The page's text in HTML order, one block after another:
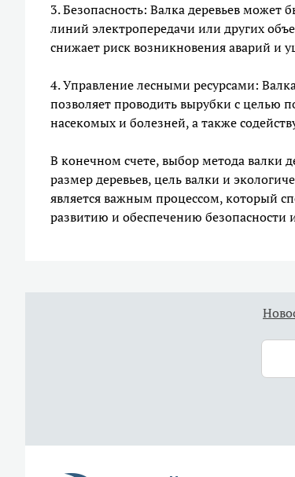
3. Безопасность: Валка деревьев может
линий электропередачи или других
снижает риск возникновения аварий и
4. Управление лесными ресурсами:
позволяет проводить вырубки с целью
насекомых и болезней, а также
В конечном счете, выбор метода валки
размер деревьев, цель валки и
является важным процессом, который
развитию и обеспечению безопасности